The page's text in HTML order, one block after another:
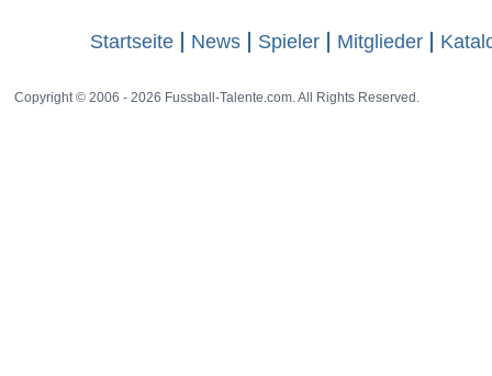
Startseite News Spieler Mitglieder
Copyright © 2006 - 2026 Fussball-Talente.com. All Rights Reserved.